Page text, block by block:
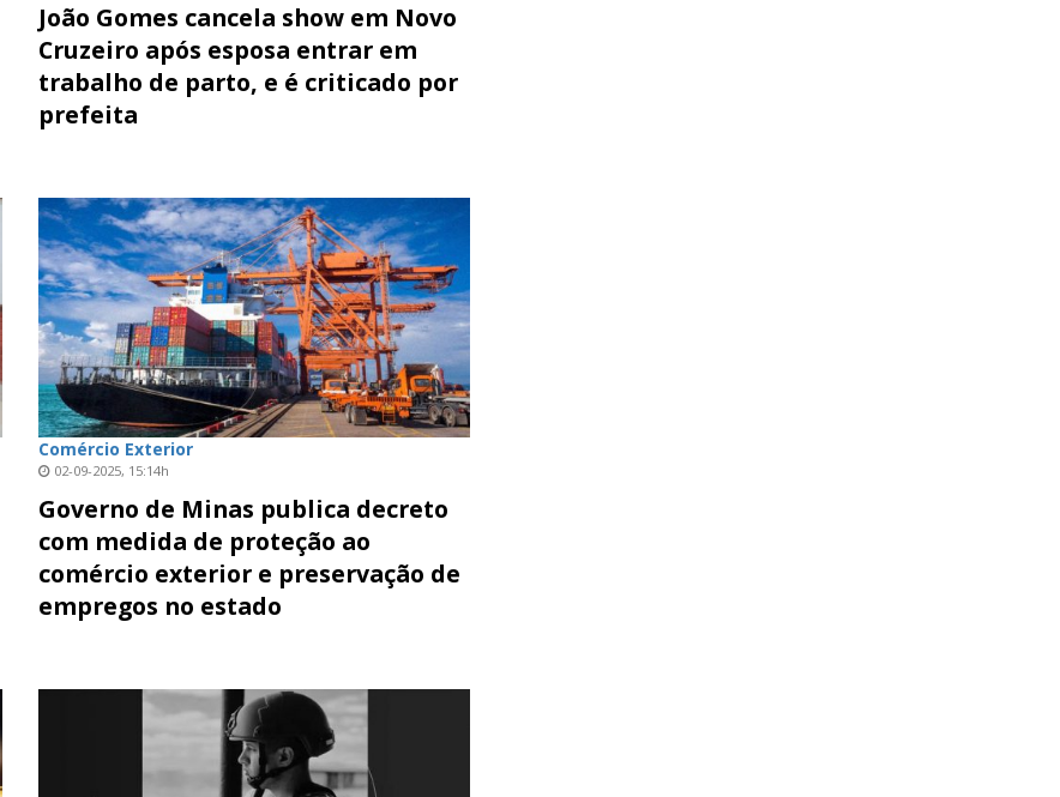
João Gomes cancela show em Novo
Cruzeiro após esposa entrar em
trabalho de parto, e é criticado por
prefeita
Comércio Exterior
02-09-2025, 15:14h
Governo de Minas publica decreto
com medida de proteção ao
comércio exterior e preservação de
empregos no estado